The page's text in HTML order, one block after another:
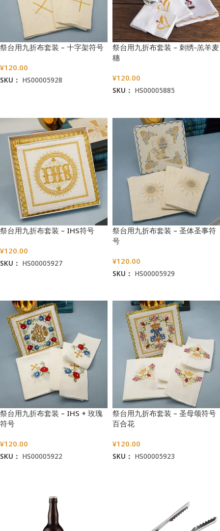
祭台用九折布套装 – 十字架符号
¥120.00
SKU： HS00005928
祭台用九折布套装 – 刺绣-羔羊麦
穗
¥120.00
SKU： HS00005885
祭台用九折布套装 – IHS符号
¥120.00
SKU： HS00005927
祭台用九折布套装 – 圣体圣事符
号
¥120.00
SKU： HS00005929
祭台用九折布套装 – IHS + 玫瑰
符号
¥120.00
SKU： HS00005922
祭台用九折布套装 – 圣母颂符号
百合花
¥120.00
SKU： HS00005923